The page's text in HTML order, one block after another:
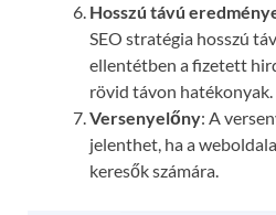
Hosszú távú
SEO stratégia hosszú
ellentétben a fizetett
rövid távon hatékonyak.
Versenyelőny: A
jelenthet, ha a
keresők számára.